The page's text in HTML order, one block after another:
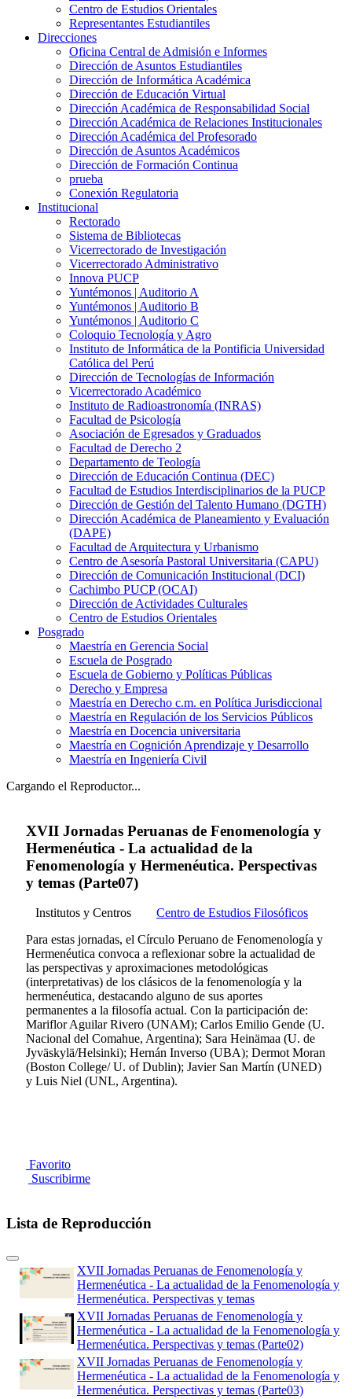
Centro de Estudios Orientales
Representantes Estudiantiles
Direcciones
Oficina Central de Admisión e Informes
Dirección de Asuntos Estudiantiles
Dirección de Informática Académica
Dirección de Educación Virtual
Dirección Académica de Responsabilidad Social
Dirección Académica de Relaciones Institucionales
Dirección Académica del Profesorado
Dirección de Asuntos Académicos
Dirección de Formación Continua
prueba
Conexión Regulatoria
Institucional
Rectorado
Sistema de Bibliotecas
Vicerrectorado de Investigación
Vicerrectorado Administrativo
Innova PUCP
Yuntémonos | Auditorio A
Yuntémonos | Auditorio B
Yuntémonos | Auditorio C
Coloquio Tecnología y Agro
Instituto de Informática de la Pontificia Universidad
Católica del Perú
Dirección de Tecnologías de Información
Vicerrectorado Académico
Instituto de Radioastronomía (INRAS)
Facultad de Psicología
Asociación de Egresados y Graduados
Facultad de Derecho 2
Departamento de Teología
Dirección de Educación Continua (DEC)
Facultad de Estudios Interdisciplinarios de la PUCP
Dirección de Gestión del Talento Humano (DGTH)
Dirección Académica de Planeamiento y Evaluación
(DAPE)
Facultad de Arquitectura y Urbanismo
Centro de Asesoría Pastoral Universitaria (CAPU)
Dirección de Comunicación Institucional (DCI)
Cachimbo PUCP (OCAI)
Dirección de Actividades Culturales
Centro de Estudios Orientales
Posgrado
Maestría en Gerencia Social
Escuela de Posgrado
Escuela de Gobierno y Políticas Públicas
Derecho y Empresa
Maestría en Derecho c.m. en Política Jurisdiccional
Maestría en Regulación de los Servicios Públicos
Maestría en Docencia universitaria
Maestría en Cognición Aprendizaje y Desarrollo
Maestría en Ingeniería Civil
Cargando el Reproductor...
XVII Jornadas Peruanas de Fenomenología y
Hermenéutica - La actualidad de la
Fenomenología y Hermenéutica. Perspectivas
y temas (Parte07)
Institutos y Centros
Centro de Estudios Filosóficos
Para estas jornadas, el Círculo Peruano de Fenomenología y
Hermenéutica convoca a reflexionar sobre la actualidad de
las perspectivas y aproximaciones metodológicas
(interpretativas) de los clásicos de la fenomenología y la
hermenéutica, destacando alguno de sus aportes
permanentes a la filosofía actual. Con la participación de:
Mariflor Aguilar Rivero (UNAM); Carlos Emilio Gende (U.
Nacional del Comahue, Argentina); Sara Heinämaa (U. de
Jyväskylä/Helsinki); Hernán Inverso (UBA); Dermot Moran
(Boston College/ U. of Dublin); Javier San Martín (UNED)
y Luis Niel (UNL, Argentina).
Favorito
Suscribirme
Lista de Reproducción
XVII Jornadas Peruanas de Fenomenología y
Hermenéutica - La actualidad de la Fenomenología y
Hermenéutica. Perspectivas y temas
XVII Jornadas Peruanas de Fenomenología y
Hermenéutica - La actualidad de la Fenomenología y
Hermenéutica. Perspectivas y temas (Parte02)
XVII Jornadas Peruanas de Fenomenología y
Hermenéutica - La actualidad de la Fenomenología y
Hermenéutica. Perspectivas y temas (Parte03)